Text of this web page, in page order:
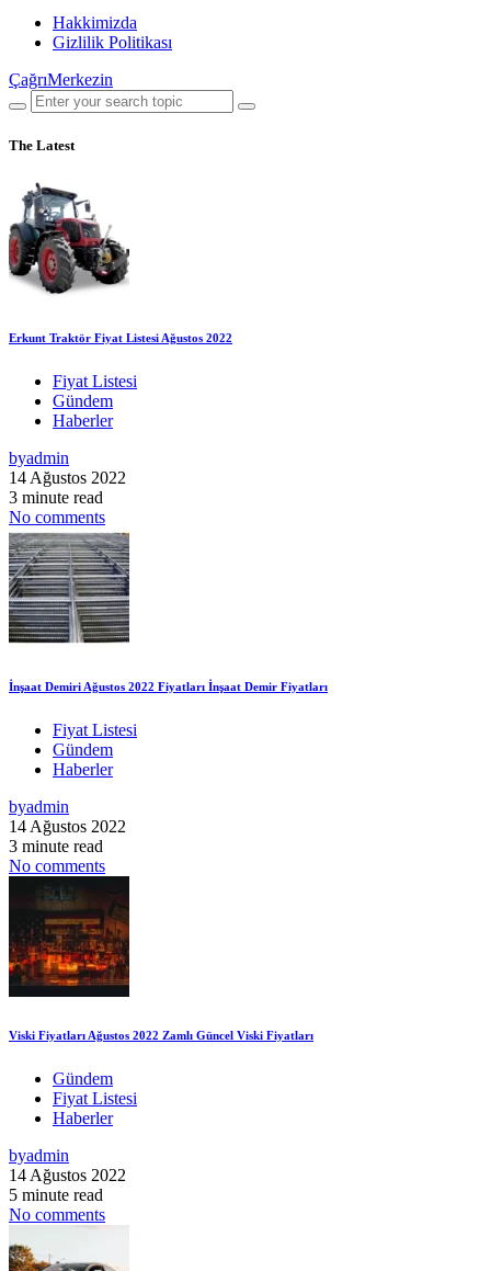
Hakkimizda
Gizlilik Politikası
ÇağrıMerkezin
The Latest
Erkunt Traktör Fiyat Listesi Ağustos 2022
Fiyat Listesi
Gündem
Haberler
byadmin
14 Ağustos 2022
3 minute read
No comments
İnşaat Demiri Ağustos 2022 Fiyatları İnşaat Demir Fiyatları
Fiyat Listesi
Gündem
Haberler
byadmin
14 Ağustos 2022
3 minute read
No comments
Viski Fiyatları Ağustos 2022 Zamlı Güncel Viski Fiyatları
Gündem
Fiyat Listesi
Haberler
byadmin
14 Ağustos 2022
5 minute read
No comments